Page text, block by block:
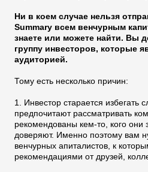
Ни в коем случае нельзя
Summary всем венчурным
знаете или можете найти. Вы
группу инвесторов, которые
аудиторией.
Тому есть несколько причин:
1. Инвестор старается избегать
предпочитают рассматривать
рекомендованы кем-то, кого они
доверяют. Именно поэтому вам
венчурных апиталистов, к
рекомендациями от друзей,